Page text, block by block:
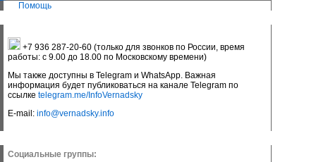
Помощь
+7 936 287-20-60 (только для звонков по России, время
работы: с 9.00 до 18.00 по Московскому времени)
Мы также доступны в Telegram и WhatsApp. Важная
информация будет публиковаться на канале Telegram по
ссылке telegram.me/InfoVernadsky
E-mail: info@vernadsky.info
Социальные группы: